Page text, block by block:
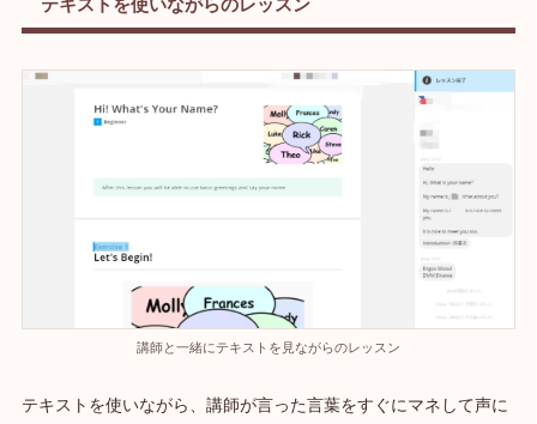
テキストを使いながらのレッスン
講師と一緒にテキストを見ながらのレッスン
テキストを使いながら、講師が言った言葉をすぐにマネして声に